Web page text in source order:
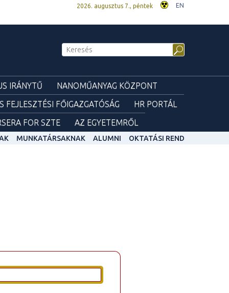
2026. augusztus 7., péntek EN
IRÁNYTŰ
NANOMŰANYAG KÖZPONT
FEJLESZTÉSI FŐIGAZGATÓSÁG
HR PORTÁL
FOR SZTE AZ EGYETEMRŐL
MUNKATÁRSAKNAK ALUMNI OKTATÁSI REND